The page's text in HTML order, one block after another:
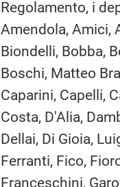
Regolamento, i
Amendola, Amici,
Biondelli, Bobba,
Boschi, Matteo
Caparini, Capelli,
Costa, D'Alia,
Dellai, Di Gioia,
Ferranti, Fico,
Franceschini,